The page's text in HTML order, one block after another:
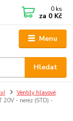
Menu
Hledat
0 ks
za 0 Kč
Ventily hlavové
20V - nerez (STD) -